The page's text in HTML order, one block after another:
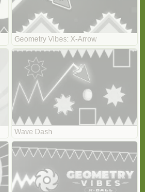
Geometry Vibes: X-Arrow
Wave Dash